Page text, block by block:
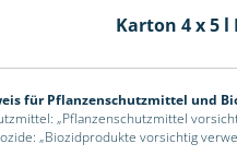
Karton 4 x 5 l
für Pflanzenschutzmittel und
„Pflanzenschutzmittel
„Biozidprodukte vorsichtig